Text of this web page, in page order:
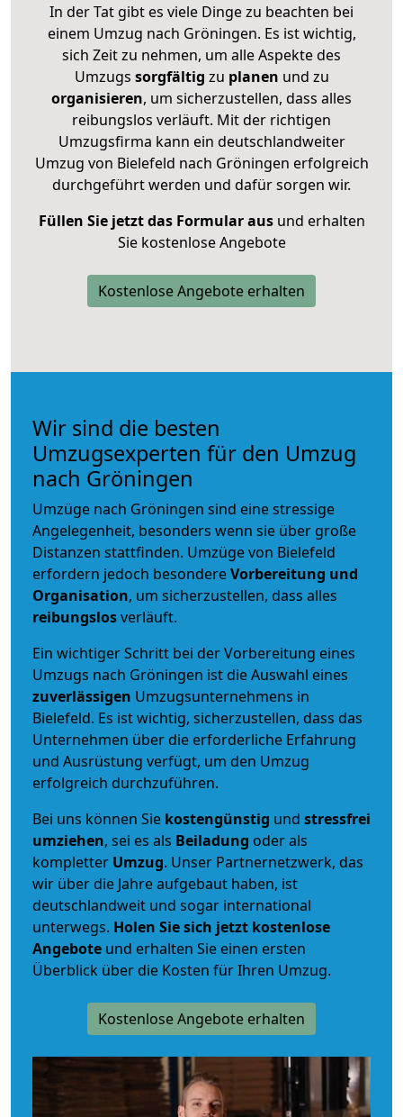
In der Tat gibt es viele Dinge zu beachten bei
einem Umzug nach Gröningen. Es ist wichtig,
sich Zeit zu nehmen, um alle Aspekte des
Umzugs sorgfältig zu planen und zu
organisieren, um sicherzustellen, dass alles
reibungslos verläuft. Mit der richtigen
Umzugsfirma kann ein deutschlandweiter
Umzug von Bielefeld nach Gröningen erfolgreich
durchgeführt werden und dafür sorgen wir.
Füllen Sie jetzt das Formular ausund erhalten
Sie kostenlose Angebote
Kostenlose Angebote erhalten
Wir sind die besten
Umzugsexperten für den Umzug
nach Gröningen
Umzüge nach Gröningen sind eine stressige
Angelegenheit, besonders wenn sie über große
Distanzen stattfinden. Umzüge von Bielefeld
erfordern jedoch besondereVorbereitung und
Organisation, um sicherzustellen, dass alles
reibungslosverläuft.
Ein wichtiger Schritt bei der Vorbereitung eines
Umzugs nach Gröningen ist die Auswahl eines
zuverlässigen Umzugsunternehmens in
Bielefeld. Es ist wichtig, sicherzustellen, dass das
Unternehmen über die erforderliche Erfahrung
und Ausrüstung verfügt, um den Umzug
erfolgreich durchzuführen.
Bei uns können Sie kostengünstig und stressfrei
umziehen, sei es als Beiladung oder als
kompletter Umzug. Unser Partnernetzwerk, das
wir über die Jahre aufgebaut haben, ist
deutschlandweit und sogar international
unterwegs. Holen Sie sich jetzt kostenlose
Angebote und erhalten Sie einen ersten
Überblick über die Kosten für Ihren Umzug.
Kostenlose Angebote erhalten